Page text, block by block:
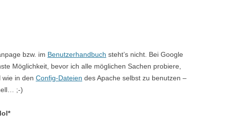
bzw. im Benutzerhandbuch steht’s nicht. Bei Google
Möglichkeit, bevor ich alle möglichen Sachen probiere,
wie in den Config-Dateien des Apache selbst zu benutzen –
;-)